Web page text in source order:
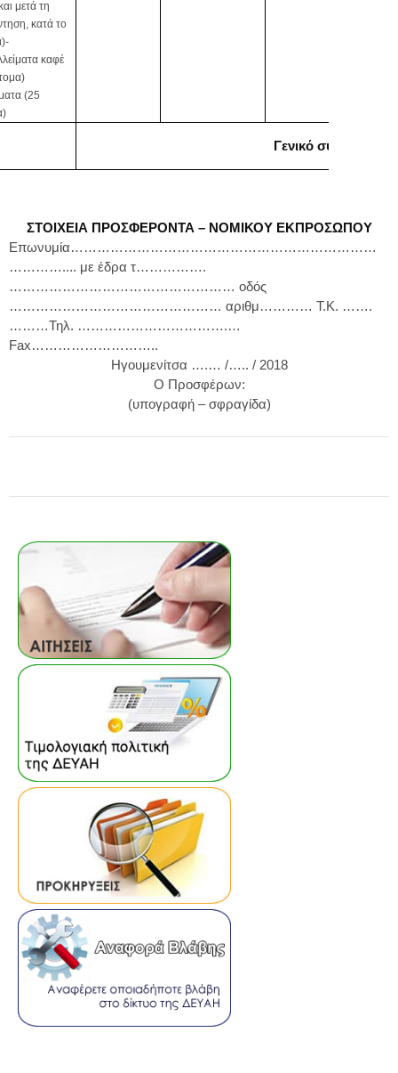
μετά τη
κατά το
καφέ
(25
Γενικό σύνολο:
ΣΤΟΙΧΕΙΑ ΠΡΟΣΦΕΡΟΝΤΑ – ΝΟΜΙΚΟΥ ΕΚΠΡΟΣΩΠΟΥ
Επωνυμία……………………………………………………………
………….... με έδρα τ…………….
…………………………………………… οδός
………………………………………… αριθμ………… Τ.Κ. …….
………Τηλ. …………………………….…
Fax………………………..
Ηγουμενίτσα ….… /….. / 2018
Ο Προσφέρων:
(υπογραφή – σφραγίδα)